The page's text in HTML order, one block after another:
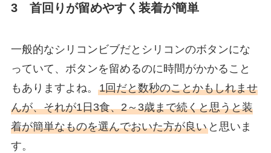
3 首回りが留めやすく装着が簡単
一般的なシリコンビブだとシリコンのボタンにな
っていて、ボタンを留めるのに時間がかかること
もありますよね。 1回だと数秒のことかもしれませ
んが、それが1日3食、2～3歳まで続くと思うと装
着が簡単なものを選んでおいた方が良いと思いま
す。